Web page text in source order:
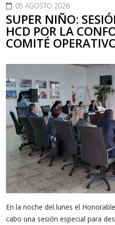
05 AGOSTO 2026
SUPER NIÑO:
HCD POR LA
COMITÉ
En la noche del lunes el
cabo una sesión especial para